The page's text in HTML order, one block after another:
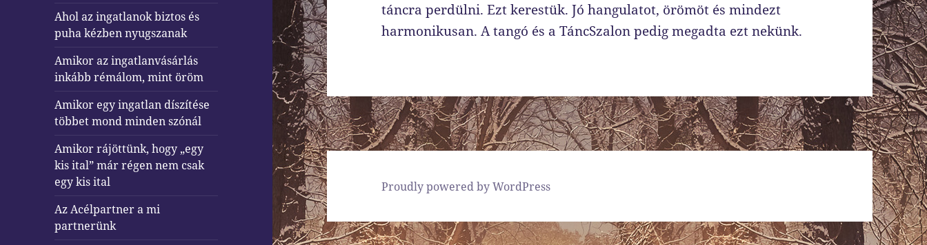
Ahol az ingatlanok biztos és
puha kézben nyugszanak
Amikor az ingatlanvásárlás
inkább rémálom, mint öröm
Amikor egy ingatlan díszítése
többet mond minden szónál
Amikor rájöttünk, hogy „egy
kis ital” már régen nem csak
egy kis ital
Az Acélpartner a mi
partnerünk
táncra perdülni. Ezt kerestük. Jó hangulatot, örömöt és mindezt
harmonikusan. A tangó és a TáncSzalon pedig megadta ezt nekünk.
Proudly powered by WordPress